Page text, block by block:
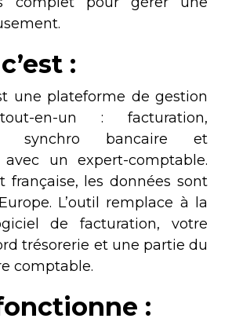
:
une plateforme de gestion
en-un : facturation,
synchro bancaire et
avec un expert-comptable.
française, les données sont
L’outil remplace à la
de facturation, votre
trésorerie et une partie du
comptable.
: